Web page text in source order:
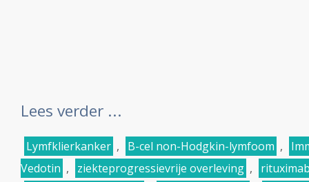
Lees verder ...
Lymfklierkanker , B-cel non-Hodgkin-lymfoom ,
Vedotin , ziekteprogressievrije overleving ,